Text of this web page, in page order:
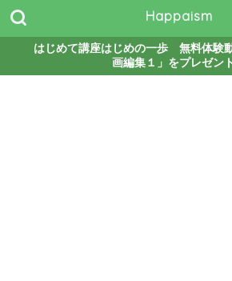
Happaism
はじめて講座はじめの一歩 無料体験
画編集１」をプレゼン